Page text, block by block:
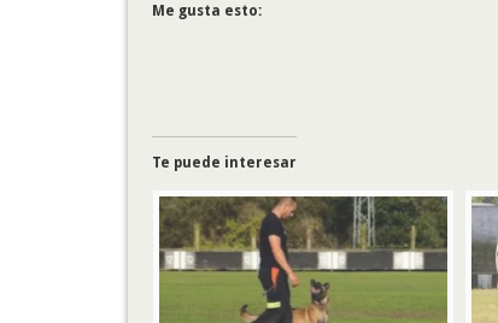
Me gusta esto:
Te puede interesar